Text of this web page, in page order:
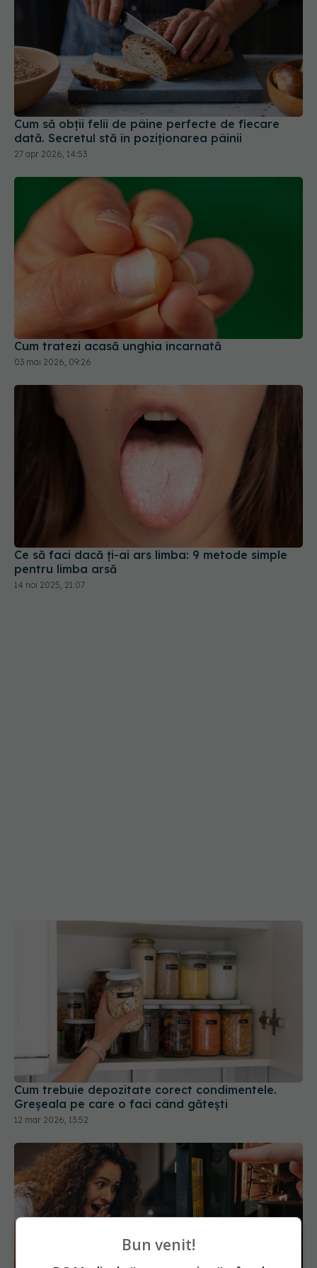
Cum să obții felii de pâine perfecte de fiecare
dată. Secretul stă în poziționarea pâinii
27 apr 2026, 14:53
Cum tratezi acasă unghia încarnată
03 mai 2026, 09:26
Ce să faci dacă ți-ai ars limba: 9 metode simple
14 noi 2025, 21:07
Cum trebuie depozitate corect condimentele.
Greșeala pe care o faci când gătești
12 mar 2026, 13:52
Bun venit!